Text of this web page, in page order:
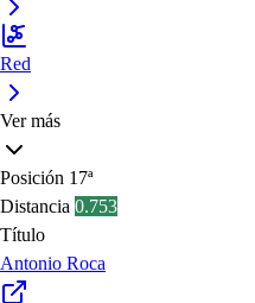
Red
Ver más
Posición 17ª
Distancia 0.753
Título
Antonio Roca